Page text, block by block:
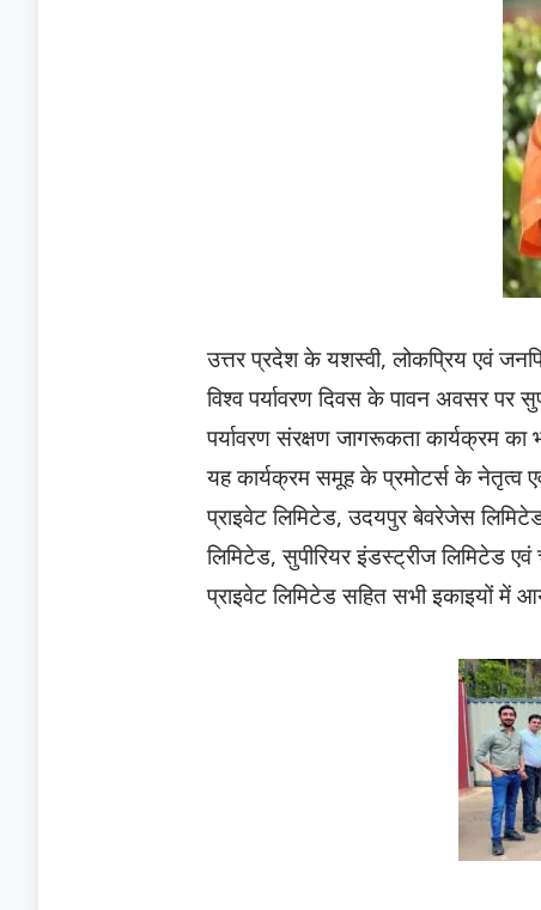
उत्तर प्रदेश के यशस्वी, लोकप्रिय एवं
विश्व पर्यावरण दिवस के पावन अवसर पर
पर्यावरण संरक्षण जागरूकता कार्यक्रम
यह कार्यक्रम समूह के प्रमोटर्स के नेतृत्व एवं
प्राइवेट लिमिटेड, उदयपुर बेवरेजेस
लिमिटेड, सुपीरियर इंडस्ट्रीज लिमिटेड एवं
प्राइवेट लिमिटेड सहित सभी इकाइयों में